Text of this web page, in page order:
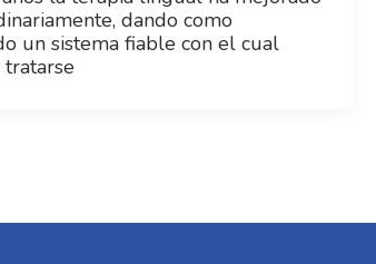
dando como
un sistema fiable con el cual